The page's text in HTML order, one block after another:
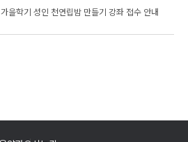
을학기 성인 천연립밤 만들기 강좌 접수 안내